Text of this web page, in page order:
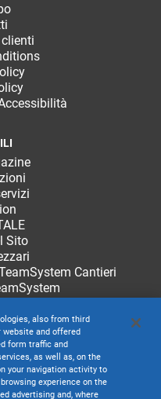
Sito
Cantieri
also from third
and offered
form traffic and
as well as, on the
your navigation activity to
experience on the
advertising and, where